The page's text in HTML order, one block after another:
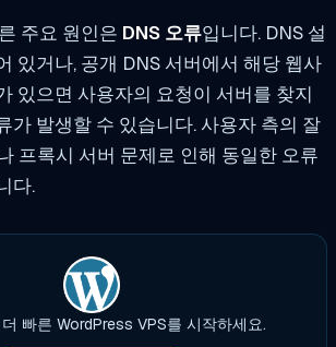
주요 원인은 DNS 오류입니다. DNS 설
있거나, 공개 DNS 서버에서 해당 웹사
있으면 사용자의 요청이 서버를 찾지
가 발생할 수 있습니다. 사용자 측의 잘
프록시 서버 문제로 인해 동일한 오류
다.
빠른 WordPress VPS를 시작하세요.